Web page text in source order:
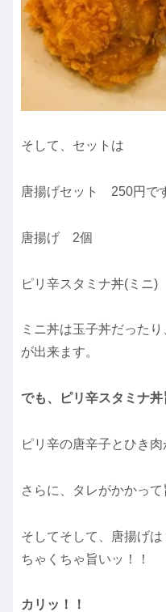
そして、セットは
唐揚げセット 250円で
唐揚げ 2個
ピリ辛スタミナ丼(ミニ)
ミニ丼は玉子丼だった
が出来ます。
でも、ピリ辛スタミナ丼
ピリ辛の唐辛子とひき
さらに、タレがかかって
そしてそして、唐揚げ
ちゃくちゃ旨いッ！！
カリッ！！